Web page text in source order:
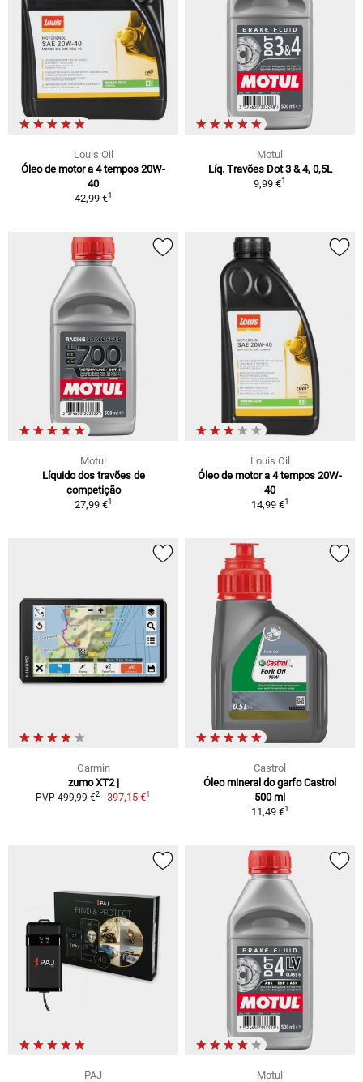
Louis Oil
Óleo de motor a 4 tempos 20W-
40
42,99 €1
Motul
Líq. Travões Dot 3 & 4, 0,5L
9,99 €1
Motul
Líquido dos travões de
competição
27,99 €1
Louis Oil
Óleo de motor a 4 tempos 20W-
40
14,99 €1
Garmin
zumo XT2 |
PVP 499,99 €2 397,15 €1
Castrol
Óleo mineral do garfo Castrol
500 ml
11,49 €1
PAJ
Motul